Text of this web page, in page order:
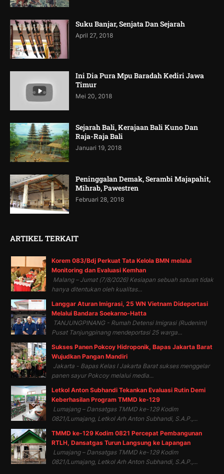
Suku Banjar, Senjata Dan Sejarah
April 27, 2018
Ini Dia Pura Mpu Baradah Kediri Jawa
Timur
Mei 20, 2018
Sejarah Bali, Kerajaan Bali Kuno Dan
Raja-Raja Bali
Januari 19, 2018
Peninggalan Demak, Serambi Majapahit,
Mihrab, Pawestren
Februari 28, 2018
ARTIKEL TERKAIT
Korem 083/Bdj Perkuat Tata Kelola BMN melalui
Monitoring dan Evaluasi Kemhan
Malang – Jumat (7/8/2026) Kesiapan sebuah satuan tidak
hanya ditentukan oleh kualitas...
Langgar Aturan Imigrasi, 25 WN Vietnam Dideportasi
Melalui Bandara Soekarno-Hatta
TANJUNGPINANG - Rumah Detensi Imigrasi (Rudenim)
Pusat Tanjungpinang mendeportasi 25 warga...
Sukses Panen Pokcoy Hidroponik, Bapas Jakarta Barat
Wujudkan Pangan Mandiri
Jakarta - Bapas Kelas I Jakarta Barat sukses menggelar
panen sayur Pokcoy melalui media...
Letkol Anton Subhandi Tekankan Evaluasi Rutin Demi
Keberhasilan Program TMMD ke-129
Lumajang – Dansatgas TMMD ke-129 Kodim
0821/Lumajang, Letkol Arh Anton Subhandi, S.A.P.,...
TMMD ke-129 Kodim 0821 Percepat Pembangunan
RTLH, Dansatgas Turun Langsung ke Lapangan
Lumajang – Dansatgas TMMD ke-129 Kodim
0821/Lumajang, Letkol Arh Anton Subhandi, S.A.P.,...